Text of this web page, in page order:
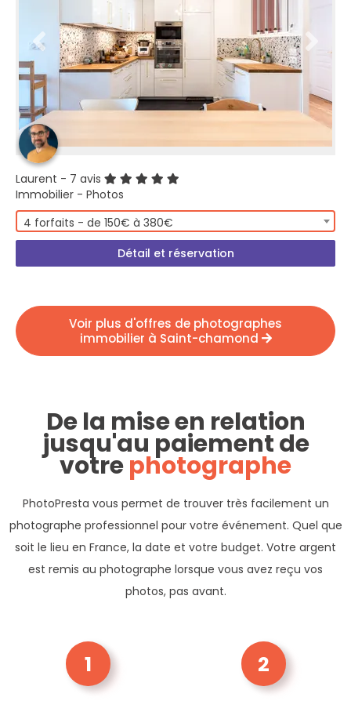
Laurent - 7 avis
Immobilier - Photos
4 forfaits - de 150€ à 380€
Détail et réservation
Voir plus d'offres de photographes
immobilier à Saint-chamond
De la mise en relation
jusqu'au paiement de
votrephotographe
PhotoPresta vous permet de trouver très facilement un
photographe professionnel pour votre événement. Quel que
soit le lieu en France, la date et votre budget. Votre argent
est remis au photographe lorsque vous avez reçu vos
photos, pas avant.
1 2